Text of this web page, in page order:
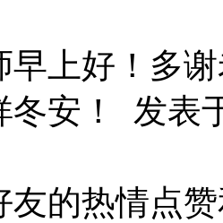
早上好！多
冬安！ 发表
友的热情点